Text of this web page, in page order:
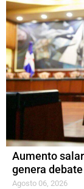
Aumento
genera
Agosto 06, 2026